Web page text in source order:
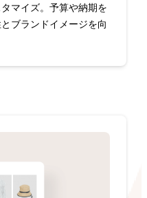
マイズ。予算や納期を
ブランドイメージを向